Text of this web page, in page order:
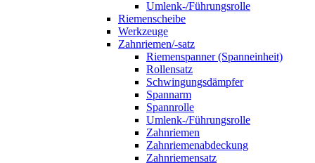
Umlenk-/Führungsrolle
Riemenscheibe
Werkzeuge
Zahnriemen/-satz
Riemenspanner (Spanneinheit)
Rollensatz
Schwingungsdämpfer
Spannarm
Spannrolle
Umlenk-/Führungsrolle
Zahnriemen
Zahnriemenabdeckung
Zahnriemensatz